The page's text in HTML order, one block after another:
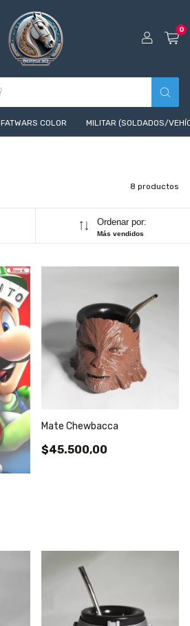
0
FATWARS COLOR MILITAR (SOLDADOS/
8 productos
Ordenar por:
Más vendidos
Mate Chewbacca
$45.500,00